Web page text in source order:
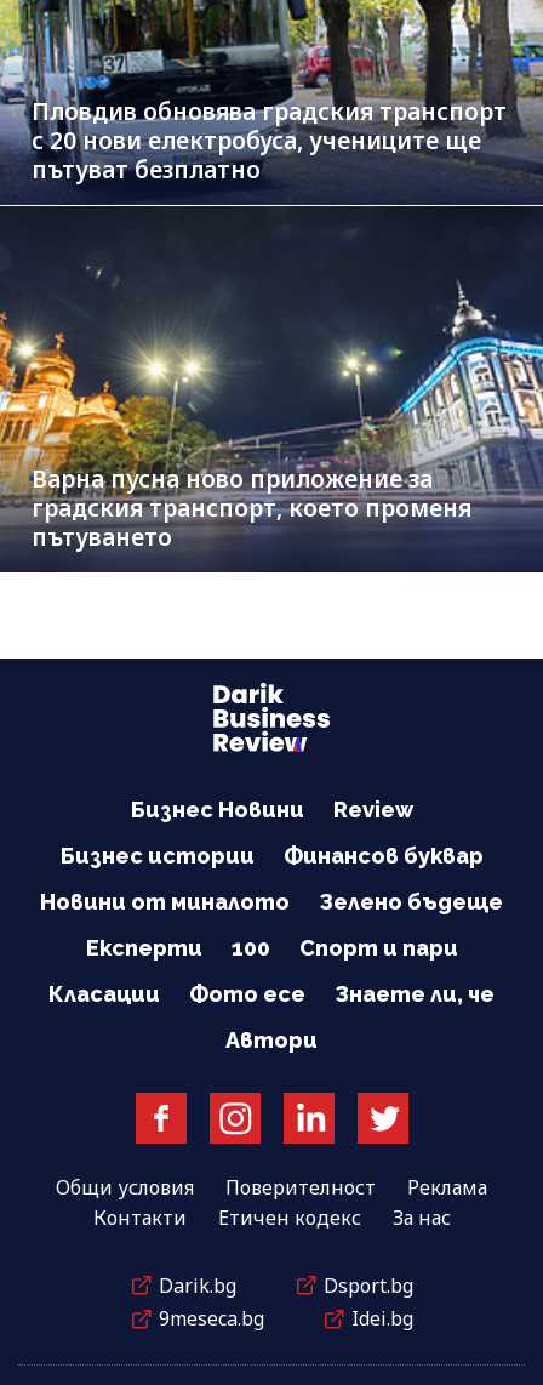
Пловдив обновява градския транспорт
с 20 нови електробуса, учениците ще
пътуват безплатно
Варна пусна ново приложение за
градския транспорт, което променя
пътуването
Бизнес Новини
Review
Бизнес истории
Финансов буквар
Новини от миналото
Зелено бъдеще
Експерти
100
Спорт и пари
Класации
Фото есе
Знаете ли, че
Автори
Общи условия Поверителност
Реклама
Контакти
Етичен кодекс За нас
Darik.bg
Dsport.bg
9meseca.bg
Idei.bg